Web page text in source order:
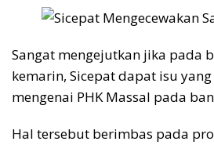
Sangat mengejutkan jika pada
kemarin, Sicepat dapat isu
mengenai PHK Massal pada
Hal tersebut berimbas pada